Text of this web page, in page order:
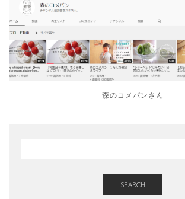
森のコメパンさん
SEARCH